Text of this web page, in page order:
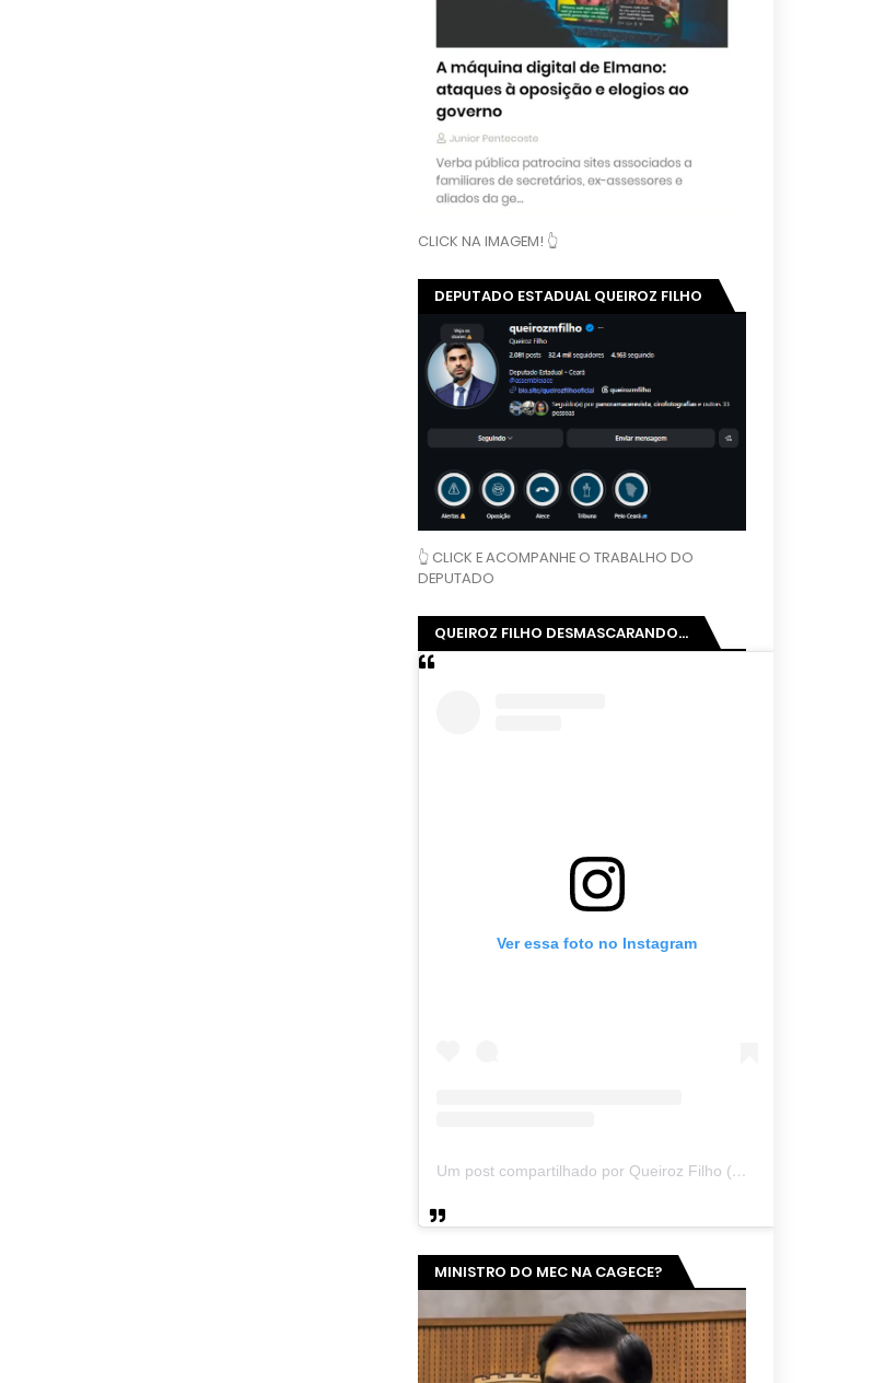
CLICK NA IMAGEM! 👆
DEPUTADO ESTADUAL QUEIROZ FILHO
👆 CLICK E ACOMPANHE O TRABALHO DO
DEPUTADO
QUEIROZ FILHO DESMASCARANDO...
Ver essa foto no Instagram
Um post compartilhado por Queiroz Filho (@queirozmfilho)
MINISTRO DO MEC NA CAGECE?